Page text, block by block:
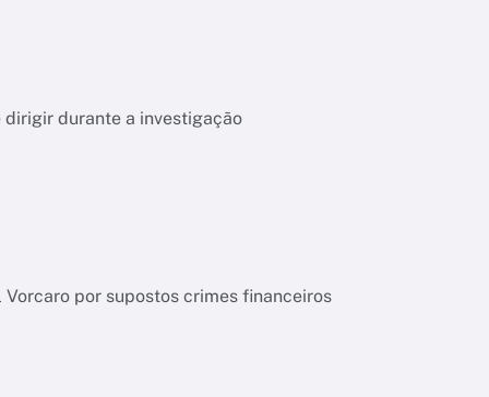
dirigir durante a investigação
por supostos crimes financeiros